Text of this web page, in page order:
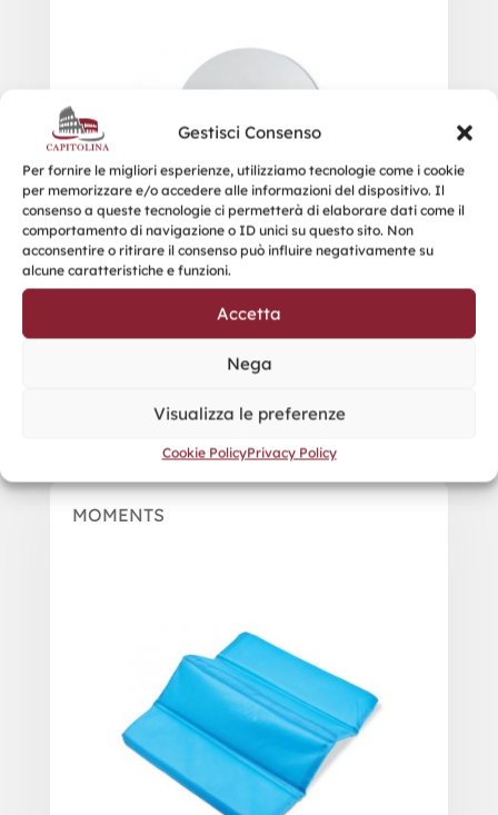
Gestisci Consenso
Per fornire le migliori esperienze, utilizziamo tecnologie come i cookie
per memorizzare e/o accedere alle informazioni del dispositivo. Il
consenso a queste tecnologie ci permetterà di elaborare dati come il
comportamento di navigazione o ID unici su questo sito. Non
acconsentire o ritirare il consenso può influire negativamente su
alcune caratteristiche e funzioni.
Accetta
Nega
Visualizza le preferenze
Cookie PolicyPrivacy Policy
MOMENTS